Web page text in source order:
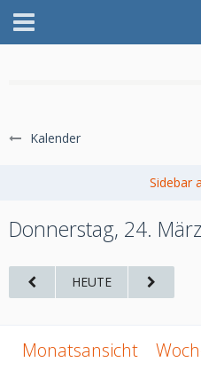
jetzt anmelden
Kalender
Donnerstag, 24.
HEUTE
Monatsansicht